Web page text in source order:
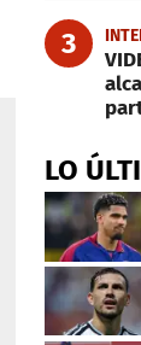
3
LO